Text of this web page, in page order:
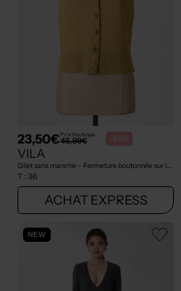
23,50€Prix boutique :
46,99€ -50%
VILA
T : 36
ACHAT EXPRESS
NEW